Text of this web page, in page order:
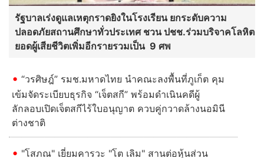
รัฐบาลเร่งดูแลเหตุกราดยิงในโรงเรียน ยกระดับความ
ปลอดภัยสถานศึกษาทั่วประเทศ ชวน ปชช.ร่วมบริจาคโลหิต
ยอดผู้เสียชีวิตเพิ่มอีกรายรวมเป็น 9 ศพ
“วรศิษฎ์” รมช.มหาดไทย นำคณะลงพื้นที่ภูเก็ต คุม
เข้มจัดระเบียบธุรกิจ “เจ็ตสกี” พร้อมดำเนินคดีผู้
ลักลอบเปิดเจ็ตสกีไร้ใบอนุญาต ควบคู่กวาดล้างนอมินี
ต่างชาติ
"โสภณ" เยี่ยมคารวะ "โต เลิม" สานต่อหุ้นส่วน